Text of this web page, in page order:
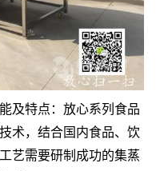
及特点：放心系列食品
术，结合国内食品、饮
艺需要研制成功的集蒸